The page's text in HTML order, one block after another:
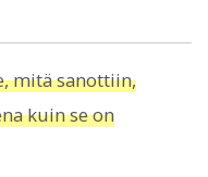
mitä sanottiin,
kuin se on